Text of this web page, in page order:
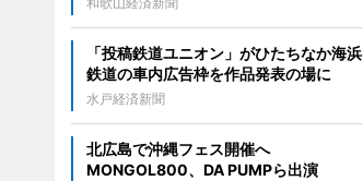
「投稿鉄道ユニオン」がひたちなか海浜
鉄道の車内広告枠を作品発表の場に
水戸経済新聞
北広島で沖縄フェス開催へ
MONGOL800、DA PUMPら出演